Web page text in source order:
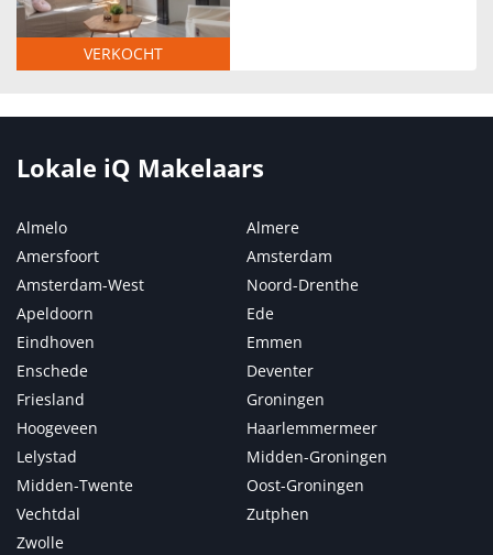
VERKOCHT
Lokale iQ Makelaars
Almelo
Almere
Amersfoort
Amsterdam
Amsterdam-West
Noord-Drenthe
Apeldoorn
Ede
Eindhoven
Emmen
Enschede
Deventer
Friesland
Groningen
Hoogeveen
Haarlemmermeer
Lelystad
Midden-Groningen
Midden-Twente
Oost-Groningen
Vechtdal
Zutphen
Zwolle